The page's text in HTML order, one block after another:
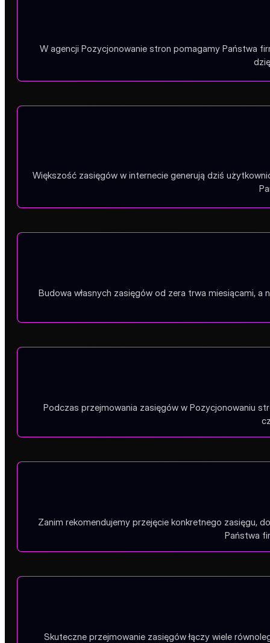
W agencji Pozycjonowanie stron pomagamy Państwa
Większość zasięgów w internecie generują dziś
Budowa własnych zasięgów od zera trwa miesiącami,
Podczas przejmowania zasięgów w Pozycjonowaniu
Zanim rekomendujemy przejęcie konkretnego zasięgu,
Państwa
Skuteczne przejmowanie zasięgów łączy wiele